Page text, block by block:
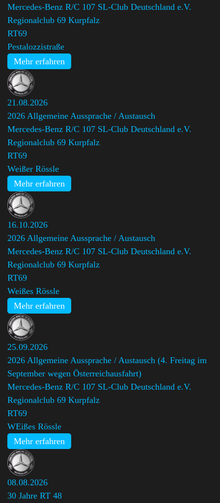
Mercedes-Benz R/C 107 SL-Club Deutschland e.V.
Regionalclub 69 Kurpfalz
RT69
Pestalozzistraße
Mehr erfahren
21.08.2026
2026 Allgemeine Aussprache / Austausch
Mercedes-Benz R/C 107 SL-Club Deutschland e.V.
Regionalclub 69 Kurpfalz
RT69
Weißer Rössle
Mehr erfahren
16.10.2026
2026 Allgemeine Aussprache / Austausch
Mercedes-Benz R/C 107 SL-Club Deutschland e.V.
Regionalclub 69 Kurpfalz
RT69
Weißes Rössle
Mehr erfahren
25.09.2026
2026 Allgemeine Aussprache / Austausch (4. Freitag im
September wegen Österreichausfahrt)
Mercedes-Benz R/C 107 SL-Club Deutschland e.V.
Regionalclub 69 Kurpfalz
RT69
WEißes Rössle
Mehr erfahren
08.08.2026
30 Jahre RT 48